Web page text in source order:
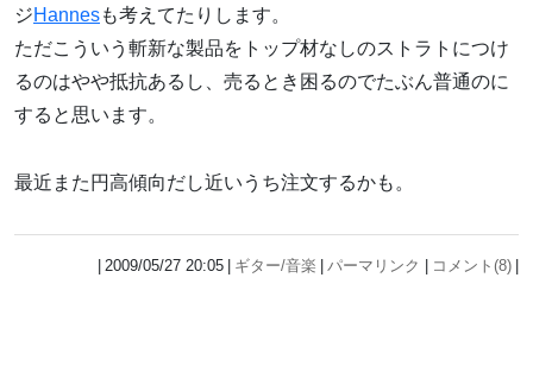
ジHannesも考えてたりします。
ただこういう斬新な製品をトップ材なしのストラトにつけ
るのはやや抵抗あるし、売るとき困るのでたぶん普通のに
すると思います。
最近また円高傾向だし近いうち注文するかも。
2009/05/27 20:05 ギター/音楽 パーマリンク コメント(8)